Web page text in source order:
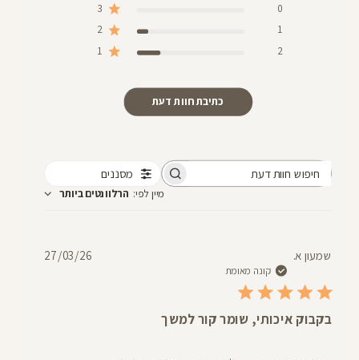
3
0
2 1
1 2
כתיבת חוות דעת
מסננים
מיין לפי: הרלוונטים ביותר
שמעון א.
קונה מאומת
בקבוק איכותי, שומר קור למשך
27/03/26